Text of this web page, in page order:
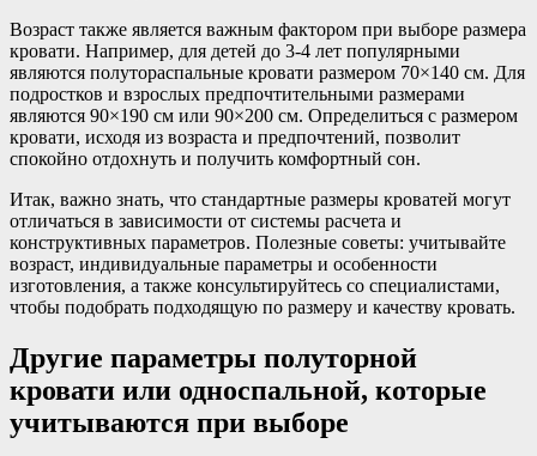
Возраст также является важным фактором при выборе размера
кровати. Например, для детей до 3-4 лет популярными
являются полутораспальные кровати размером 70×140 см. Для
подростков и взрослых предпочтительными размерами
являются 90×190 см или 90×200 см. Определиться с размером
кровати, исходя из возраста и предпочтений, позволит
спокойно отдохнуть и получить комфортный сон.
Итак, важно знать, что стандартные размеры кроватей могут
отличаться в зависимости от системы расчета и
конструктивных параметров. Полезные советы: учитывайте
возраст, индивидуальные параметры и особенности
изготовления, а также консультируйтесь со специалистами,
чтобы подобрать подходящую по размеру и качеству кровать.
Другие параметры полуторной
кровати или односпальной, которые
учитываются при выборе